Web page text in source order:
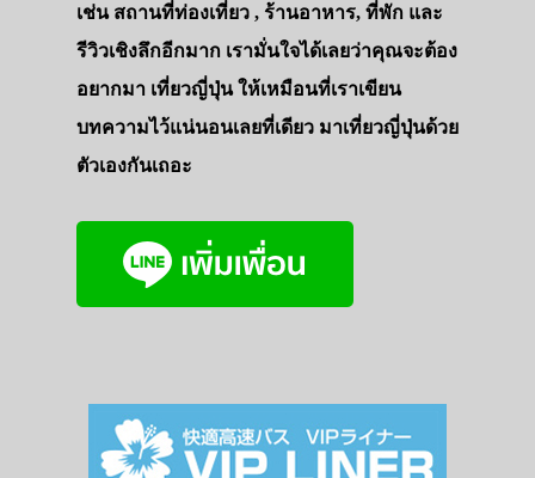
เช่น สถานที่ท่องเที่ยว , ร้านอาหาร, ที่พัก และ
รีวิวเชิงลึกอีกมาก เรามั่นใจได้เลยว่าคุณจะต้อง
อยากมา เที่ยวญี่ปุ่น ให้เหมือนที่เราเขียน
บทความไว้แน่นอนเลยที่เดียว มาเที่ยวญี่ปุ่นด้วย
ตัวเองกันเถอะ